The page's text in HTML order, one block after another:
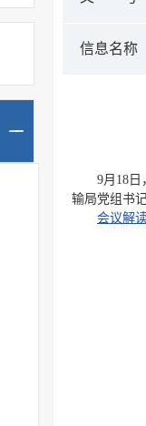
信息名称
9月18
输局党组书
会议解